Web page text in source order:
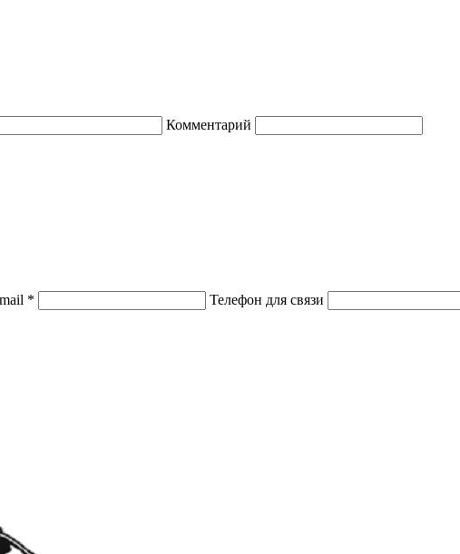
Комментарий
* Телефон для связи